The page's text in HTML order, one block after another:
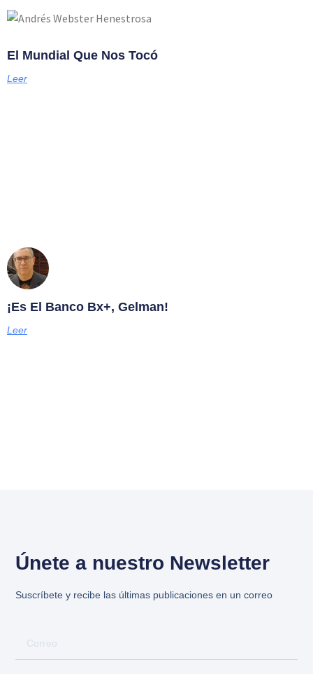
El Mundial Que Nos Tocó
Leer
¡Es El Banco Bx+, Gelman!
Leer
Únete a nuestro Newsletter
Suscríbete y recibe las últimas publicaciones en un correo